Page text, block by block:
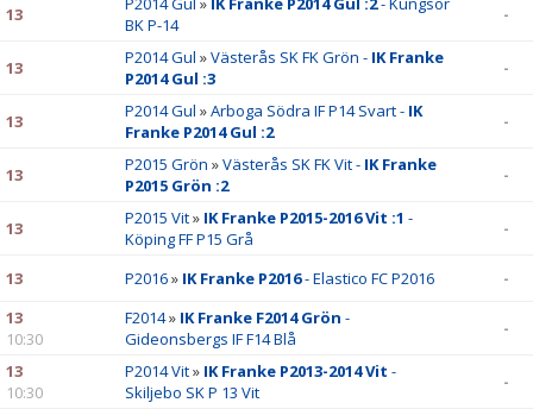
13
BK P-14
-
13 P2014 Gul »Västerås SK FK Grön - IK Franke
P2014 Gul :3
-
13 P2014 Gul »Arboga Södra IF P14 Svart - IK
Franke P2014 Gul :2
-
13 P2015 Grön »Västerås SK FK Vit - IK Franke
P2015 Grön :2
-
13 P2015 Vit» IK Franke P2015-2016 Vit :1 -
Köping FF P15 Grå
-
13 P2016» IK Franke P2016- Elastico FC P2016
-
13
10:30
F2014» IK Franke F2014 Grön -
Gideonsbergs IF F14 Blå
-
13
10:30
P2014 Vit» IK Franke P2013-2014 Vit -
Skiljebo SK P 13 Vit
-